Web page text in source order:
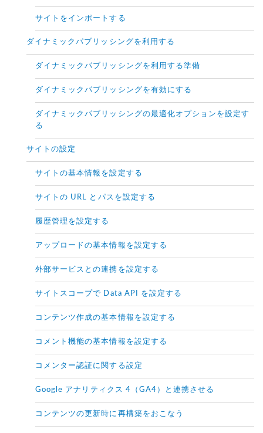
サイトをインポートする
ダイナミックパブリッシングを利用する
ダイナミックパブリッシングを利用する準備
ダイナミックパブリッシングを有効にする
ダイナミックパブリッシングの最適化オプションを設定す
る
サイトの設定
サイトの基本情報を設定する
サイトの URL とパスを設定する
履歴管理を設定する
アップロードの基本情報を設定する
外部サービスとの連携を設定する
サイトスコープで Data API を設定する
コンテンツ作成の基本情報を設定する
コメント機能の基本情報を設定する
コメンター認証に関する設定
Google アナリティクス 4（GA4）と連携させる
コンテンツの更新時に再構築をおこなう